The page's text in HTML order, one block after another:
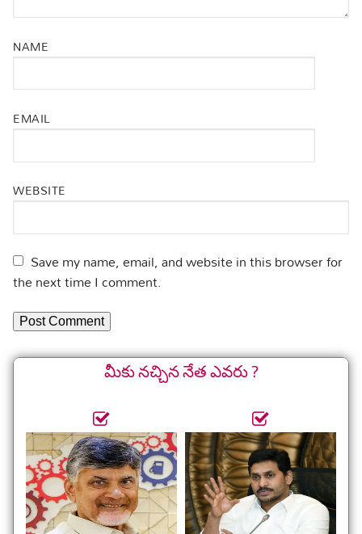
NAME
EMAIL
WEBSITE
Save my name, email, and website in this browser for
the next time I comment.
మీకు నచ్చిన నేత ఎవరు ?